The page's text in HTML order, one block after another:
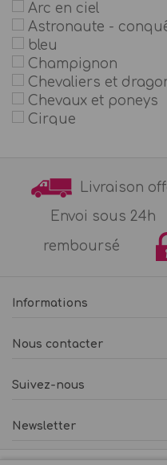
Arc en ciel
Astronaute -
bleu
Champignon
Chevaliers et
Chevaux et poneys
Cirque
Cow-Boy
Danseuse et
Dinosaure
Fruits
Insectes
Licorne
Papillon
Pirates & Marins
Livraison
Envoi sous
remboursé
Informations
Nous contacter
Suivez-nous
Newsletter